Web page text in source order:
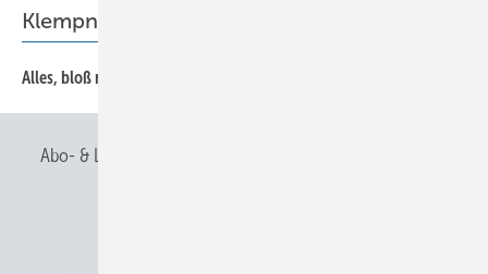
Klempnertainment
Alles, bloß nicht lustig!
Abo- & Leserservice